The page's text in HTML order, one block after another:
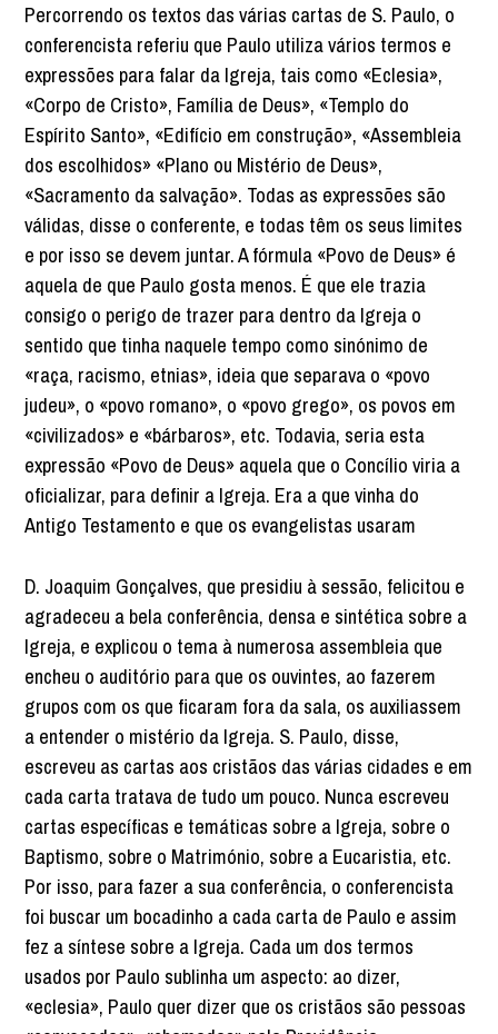
Percorrendo os textos das várias cartas de S. Paulo, o
conferencista referiu que Paulo utiliza vários termos e
expressões para falar da Igreja, tais como «Eclesia»,
«Corpo de Cristo», Família de Deus», «Templo do
Espírito Santo», «Edifício em construção», «Assembleia
dos escolhidos» «Plano ou Mistério de Deus»,
«Sacramento da salvação». Todas as expressões são
válidas, disse o conferente, e todas têm os seus limites
e por isso se devem juntar. A fórmula «Povo de Deus» é
aquela de que Paulo gosta menos. É que ele trazia
consigo o perigo de trazer para dentro da Igreja o
sentido que tinha naquele tempo como sinónimo de
«raça, racismo, etnias», ideia que separava o «povo
judeu», o «povo romano», o «povo grego», os povos em
«civilizados» e «bárbaros», etc. Todavia, seria esta
expressão «Povo de Deus» aquela que o Concílio viria a
oficializar, para definir a Igreja. Era a que vinha do
Antigo Testamento e que os evangelistas usaram
D. Joaquim Gonçalves, que presidiu à sessão, felicitou e
agradeceu a bela conferência, densa e sintética sobre a
Igreja, e explicou o tema à numerosa assembleia que
encheu o auditório para que os ouvintes, ao fazerem
grupos com os que ficaram fora da sala, os auxiliassem
a entender o mistério da Igreja. S. Paulo, disse,
escreveu as cartas aos cristãos das várias cidades e em
cada carta tratava de tudo um pouco. Nunca escreveu
cartas específicas e temáticas sobre a Igreja, sobre o
Baptismo, sobre o Matrimónio, sobre a Eucaristia, etc.
Por isso, para fazer a sua conferência, o conferencista
foi buscar um bocadinho a cada carta de Paulo e assim
fez a síntese sobre a Igreja. Cada um dos termos
usados por Paulo sublinha um aspecto: ao dizer,
«eclesia», Paulo quer dizer que os cristãos são pessoas